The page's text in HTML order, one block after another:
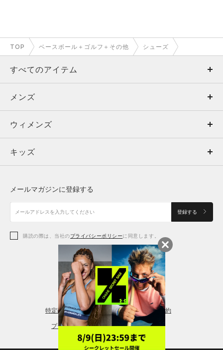
TOP ベースボール＋ゴルフ＋その他 シューズ
すべてのアイテム
メンズ
ウィメンズ
キッズ
アクセサリー
メンズ
トップス
ボトムス
アクセサリー
ウィメンズ
トップス
シューズ
アクセサリー
レギンス＆タイツ
キッズ
シューズ
メールマガジンに登録する
登録する
購読の際は、当社のプライバシーポリシーに同意します。
特定商取引法に基づく通販の表記 会員規約
プライバシーポリシー